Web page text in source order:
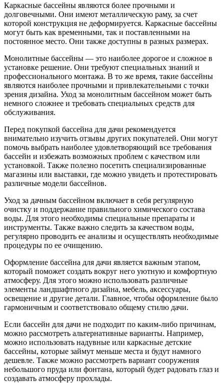
Каркасные бассейны являются более прочными и
долговечными. Они имеют металлическую раму, за счет
которой конструкция не деформируется. Каркасные бассейны
могут быть как временными, так и поставленными на
постоянное место. Они также доступны в разных размерах.
Монолитные бассейны — это наиболее дорогое и сложное в
установке решение. Они требуют специальных знаний и
профессионального монтажа. В то же время, такие бассейны
являются наиболее прочными и привлекательными с точки
зрения дизайна. Уход за монолитным бассейном может быть
немного сложнее и требовать специальных средств для
обслуживания.
Перед покупкой бассейна для дачи рекомендуется
внимательно изучить отзывы других покупателей. Они могут
помочь выбрать наиболее удовлетворяющий все требования
бассейн и избежать возможных проблем с качеством или
установкой. Также полезно посетить специализированные
магазины или выставки, где можно увидеть и протестировать
различные модели бассейнов.
Уход за дачным бассейном включает в себя регулярную
очистку и поддержание правильного химического состава
воды. Для этого необходимы специальные препараты и
инструменты. Также важно следить за качеством воды,
регулярно проводить ее анализы и осуществлять необходимые
процедуры по ее очищению.
Оформление бассейна для дачи является важным этапом,
который поможет создать вокруг него уютную и комфортную
атмосферу. Для этого можно использовать различные
элементы ландшафтного дизайна, мебель, аксессуары,
освещение и другие детали. Главное, чтобы оформление было
гармоничным и соответствовало общему стилю дачи.
Если бассейн для дачи не подходит по каким-либо причинам,
можно рассмотреть альтернативные варианты. Например,
можно использовать надувные или каркасные детские
бассейны, которые займут меньше места и будут намного
дешевле. Также можно рассмотреть вариант сооружения
небольшого пруда или фонтана, который будет радовать глаз и
создавать атмосферу прохлады.